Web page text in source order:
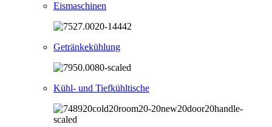
Eismaschinen
Getränkekühlung
Kühl- und Tiefkühltische